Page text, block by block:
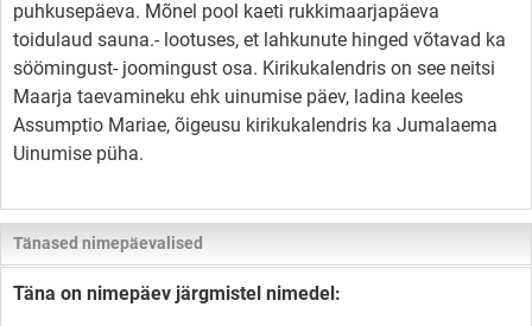
puhkusepäeva. Mõnel pool kaeti rukkimaarjapäeva
toidulaud sauna.- lootuses, et lahkunute hinged võtavad ka
söömingust- joomingust osa. Kirikukalendris on see neitsi
Maarja taevamineku ehk uinumise päev, ladina keeles
Assumptio Mariae, õigeusu kirikukalendris ka Jumalaema
Uinumise püha.
Tänased nimepäevalised
Täna on nimepäev järgmistel nimedel: